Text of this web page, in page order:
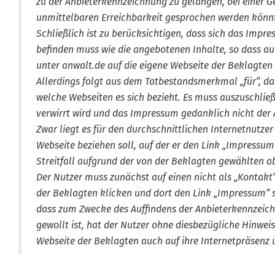
unmit­tel­baren Erreich­barkeit gesprochen werden
Schlie­ßlich ist zu berück­sich­tigen, dass sich das
befinden muss wie die angebo­tenen Inhalte, so dass
unter anwalt.​de auf die eigene Webseite der
Aller­dings folgt aus dem Tatbe­stands­merkmal „für“,
welche Webseiten es sich bezieht. Es muss
verwirrt wird und das Impressum gedanklich nicht der
Zwar liegt es für den durch­schnitt­lichen
Webseite beziehen soll, auf der er den Link
Streitfall aufgrund der von der Beklagten gewählten
Der Nutzer muss zunächst auf einen nicht als
der Beklagten klicken und dort den Link „Impressum“
dass zum Zwecke des Auffindens der
gewollt ist, hat der Nutzer ohne diesbe­züg­liche
Webseite der Beklagten auch auf ihre Inter­net­präsenz